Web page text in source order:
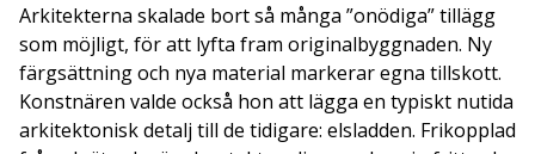
Arkitekterna skalade bort så många ”onödiga” tillägg
som möjligt, för att lyfta fram originalbyggnaden. Ny
färg­sättning och nya material markerar egna tillskott.
Konstnä­ren valde också hon att lägga en typiskt nutida
arkitekto­nisk detalj till de tidigare: elsladden. Frikopplad